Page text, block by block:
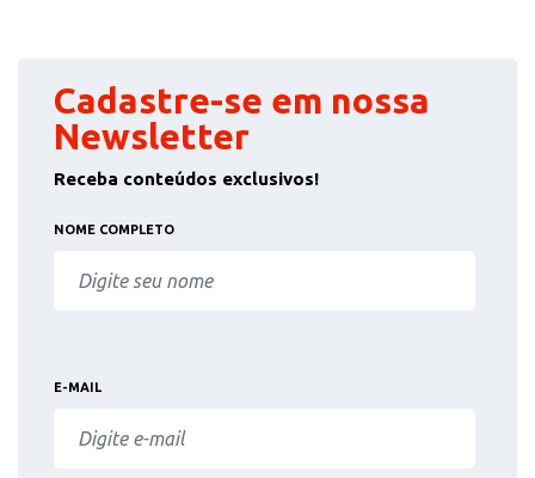
Cadastre-se em nossa
Newsletter
Receba conteúdos exclusivos!
NOME COMPLETO
E-MAIL